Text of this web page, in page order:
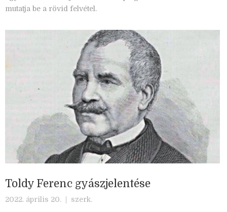
mutatja be a rövid felvétel.
Toldy Ferenc gyászjelentése
2022. április 20. | szerk.